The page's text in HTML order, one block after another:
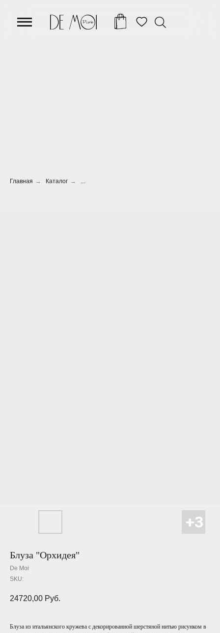
Главная → Каталог → ...
Блуза "Орхидея"
De Moi
SKU:
24720,00 Руб.
Блуза из итальянского кружева с декорированной шерстяной нитью рисунком в